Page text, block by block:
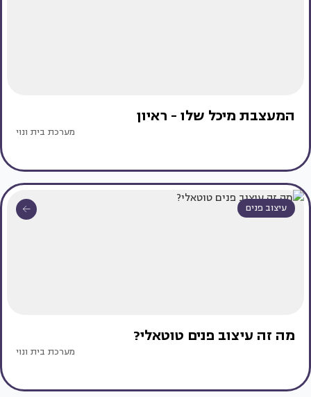
המעצבת מיכל שלו - ראיון
מערכת בית ונוי
עיצוב פנים
מה זה עיצוב פנים טוטאלי?
מערכת בית ונוי